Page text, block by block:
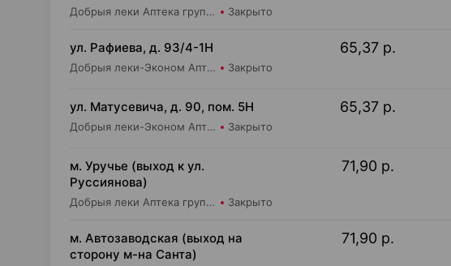
Добрыя леки Аптека групп Центр ООО Аптека №5 Закрыто
ул. Рафиева, д. 93/4-1Н
Добрыя леки-Эконом Аптека групп Центр ООО Аптека №1 Закрыто
65,37 р.
ул. Матусевича, д. 90, пом. 5Н
Добрыя леки-Эконом Аптека групп Центр ООО Аптека №17 Закрыто
65,37 р.
м. Уручье (выход к ул.
Руссиянова)
Добрыя леки Аптека групп Центр ООО Аптека №16 Закрыто
71,90 р.
м. Автозаводская (выход на
сторону м-на Санта)
71,90 р.